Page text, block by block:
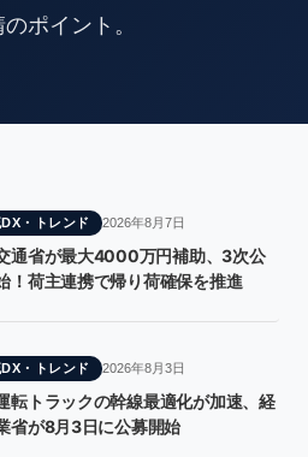
ポイント。
・トレンド 2026年8月7日
通省が最大4000万円補助、3次公
！荷主連携で帰り荷確保を推進
・トレンド 2026年8月3日
転トラックの幹線最適化が加速、経
省が8月3日に公募開始